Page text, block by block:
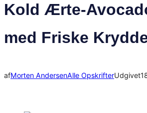
Kold Ærte-
med Friske
afMorten AndersenAlle OpskrifterUdgivet